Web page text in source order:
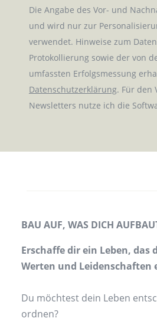
Die Angabe des Vor- und
und wird nur zur
verwendet. Hinweise zum
Protokollierung sowie der von
umfassten Erfolgsmessung
Datenschutzerklärung. Für den
Newsletters nutze ich die
BAU AUF, WAS DICH
Erschaffe dir ein Leben, das
Werten und Leidenschaften
Du möchtest dein Leben
ordnen?